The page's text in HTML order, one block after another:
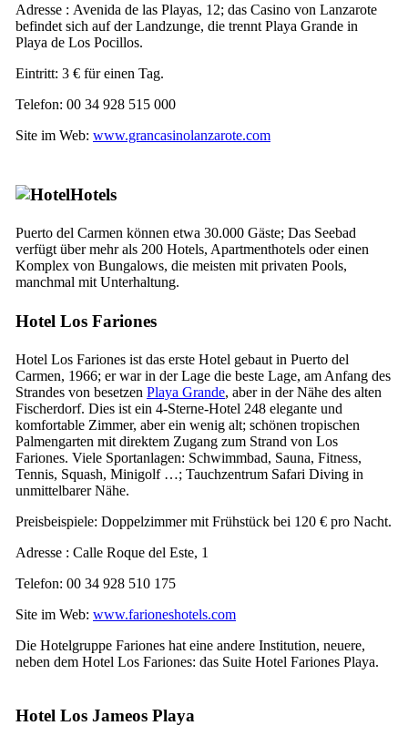
Adresse : Avenida de las Playas, 12; das Casino von Lanzarote
befindet sich auf der Landzunge, die trennt Playa Grande in
Playa de Los Pocillos.
Eintritt: 3 € für einen Tag.
Telefon: 00 34 928 515 000
Site im Web: www.grancasinolanzarote.com
Hotels
Puerto del Carmen können etwa 30.000 Gäste; Das Seebad
verfügt über mehr als 200 Hotels, Apartmenthotels oder einen
Komplex von Bungalows, die meisten mit privaten Pools,
manchmal mit Unterhaltung.
Hotel Los Fariones
Hotel Los Fariones ist das erste Hotel gebaut in Puerto del
Carmen, 1966; er war in der Lage die beste Lage, am Anfang des
Strandes von besetzen Playa Grande, aber in der Nähe des alten
Fischerdorf. Dies ist ein 4-Sterne-Hotel 248 elegante und
komfortable Zimmer, aber ein wenig alt; schönen tropischen
Palmengarten mit direktem Zugang zum Strand von Los
Fariones. Viele Sportanlagen: Schwimmbad, Sauna, Fitness,
Tennis, Squash, Minigolf …; Tauchzentrum Safari Diving in
unmittelbarer Nähe.
Preisbeispiele: Doppelzimmer mit Frühstück bei 120 € pro Nacht.
Adresse : Calle Roque del Este, 1
Telefon: 00 34 928 510 175
Site im Web: www.farioneshotels.com
Die Hotelgruppe Fariones hat eine andere Institution, neuere,
neben dem Hotel Los Fariones: das Suite Hotel Fariones Playa.
Hotel Los Jameos Playa